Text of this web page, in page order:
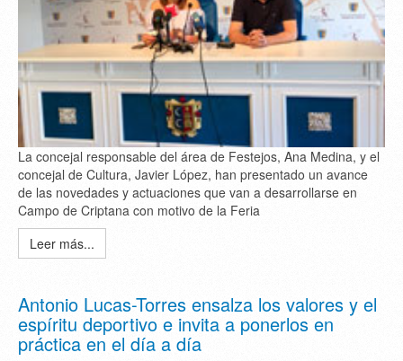
La concejal responsable del área de Festejos, Ana Medina, y el
concejal de Cultura, Javier López, han presentado un avance
de las novedades y actuaciones que van a desarrollarse en
Campo de Criptana con motivo de la Feria
Leer más...
Antonio Lucas-Torres ensalza los valores y el
espíritu deportivo e invita a ponerlos en
práctica en el día a día